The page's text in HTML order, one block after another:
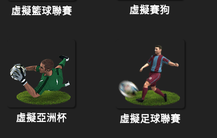
虛擬籃球聯賽 虛擬賽狗
虛擬亞洲杯 虛擬足球聯賽